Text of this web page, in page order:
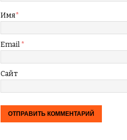
Имя*
Email *
Сайт